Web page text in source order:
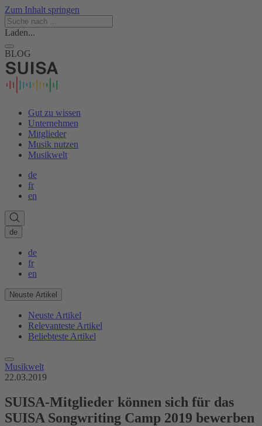
Zum Inhalt springen
Laden...
BLOG
Gut zu wissen
Unternehmen
Mitglieder
Musik nutzen
Musikwelt
de
fr
en
de
de
fr
en
Neuste Artikel
Neuste Artikel
Relevanteste Artikel
Beliebteste Artikel
Musikwelt
22.03.2019
SUISA-Mitglieder können sich für das
SUISA Songwriting Camp 2019 bewerben